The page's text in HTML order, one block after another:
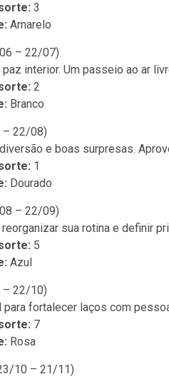
3
Amarelo
– 22/07)
paz interior. Um passeio ao ar
2
Branco
22/08)
e boas surpresas.
1
Dourado
– 22/09)
sua rotina e definir
5
Azul
22/10)
para fortalecer laços com
7
Rosa
10 – 21/11)